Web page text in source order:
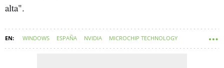
alta".
WINDOWS ESPAÑA NVIDIA MICROCHIP TECHNOLOGY